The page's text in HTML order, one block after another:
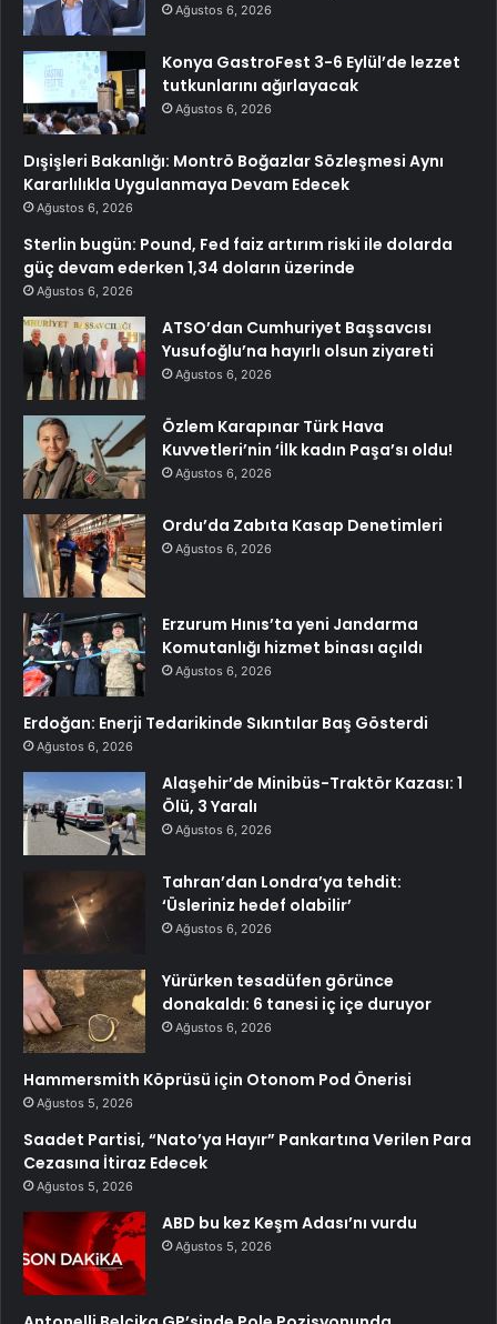
Ağustos 6, 2026
Konya GastroFest 3-6 Eylül’de lezzet
tutkunlarını ağırlayacak
Ağustos 6, 2026
Dışişleri Bakanlığı: Montrö Boğazlar Sözleşmesi Aynı
Kararlılıkla Uygulanmaya Devam Edecek
Ağustos 6, 2026
Sterlin bugün: Pound, Fed faiz artırım riski ile dolarda
güç devam ederken 1,34 doların üzerinde
Ağustos 6, 2026
ATSO’dan Cumhuriyet Başsavcısı
Yusufoğlu’na hayırlı olsun ziyareti
Ağustos 6, 2026
Özlem Karapınar Türk Hava
Kuvvetleri’nin ‘İlk kadın Paşa’sı oldu!
Ağustos 6, 2026
Ordu’da Zabıta Kasap Denetimleri
Ağustos 6, 2026
Erzurum Hınıs’ta yeni Jandarma
Komutanlığı hizmet binası açıldı
Ağustos 6, 2026
Erdoğan: Enerji Tedarikinde Sıkıntılar Baş Gösterdi
Ağustos 6, 2026
Alaşehir’de Minibüs-Traktör Kazası: 1
Ölü, 3 Yaralı
Ağustos 6, 2026
Tahran’dan Londra’ya tehdit:
‘Üsleriniz hedef olabilir’
Ağustos 6, 2026
Yürürken tesadüfen görünce
donakaldı: 6 tanesi iç içe duruyor
Ağustos 6, 2026
Hammersmith Köprüsü için Otonom Pod Önerisi
Ağustos 5, 2026
Saadet Partisi, “Nato’ya Hayır” Pankartına Verilen Para
Cezasına İtiraz Edecek
Ağustos 5, 2026
ABD bu kez Keşm Adası’nı vurdu
Ağustos 5, 2026